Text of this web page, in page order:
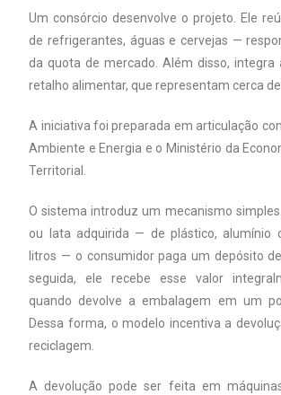
Um consórcio desenvolve o projeto. Ele
de refrigerantes, águas e cervejas —
da quota de mercado. Além disso, integra
retalho alimentar, que representam cerca de
A iniciativa foi preparada em articulação
Ambiente e Energia e o Ministério da
Territorial.
O sistema introduz um mecanismo
ou lata adquirida — de plástico, alumínio
litros — o consumidor paga um depósito
seguida, ele recebe esse valor
quando devolve a embalagem em um
Dessa forma, o modelo incentiva a
reciclagem.
A devolução pode ser feita em